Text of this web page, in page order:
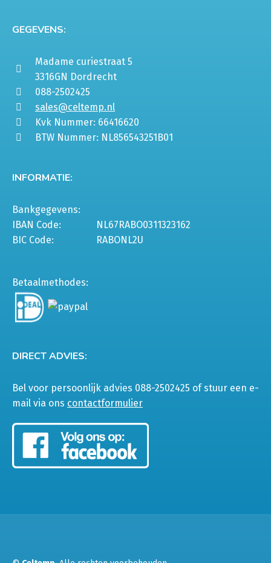
GEGEVENS:
Madame curiestraat 5
3316GN Dordrecht
088-2502425
sales@celtemp.nl
Kvk Nummer: 66416620
BTW Nummer: NL856543251B01
INFORMATIE:
Bankgegevens:
IBAN Code:
NL67RABO0311323162
BIC Code:
RABONL2U
Betaalmethodes:
DIRECT ADVIES:
Bel voor persoonlijk advies 088-2502425 of stuur een e-
mail via ons contactformulier